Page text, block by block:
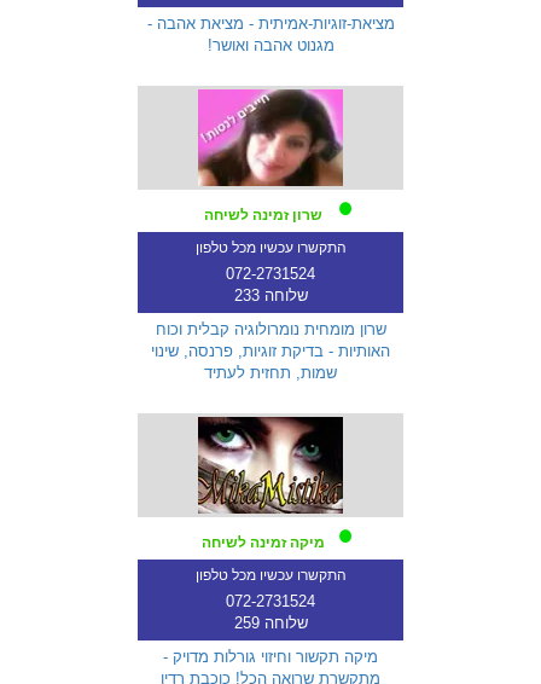
מציאת-זוגיות-אמיתית - מציאת אהבה -
מגנוט אהבה ואושר!
שרון זמינה לשיחה
התקשרו עכשיו מכל טלפון
072-2731524
שלוחה 233
שרון מומחית נומרולוגיה קבלית וכוח
האותיות - בדיקת זוגיות, פרנסה, שינוי
שמות, תחזית לעתיד
מיקה זמינה לשיחה
התקשרו עכשיו מכל טלפון
072-2731524
שלוחה 259
מיקה תקשור וחיזוי גורלות מדויק -
מתקשרת שרואה הכל! כוכבת רדיו